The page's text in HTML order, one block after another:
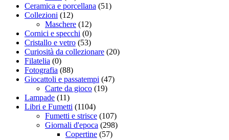
Ceramica e porcellana (51)
Collezioni (12)
Maschere (12)
Cornici e specchi (0)
Cristallo e vetro (53)
Curiosità da collezionare (20)
Filatelia (0)
Fotografia (88)
Giocattoli e passatempi (47)
Carte da gioco (19)
Lampade (11)
Libri e Fumetti (1104)
Fumetti e strisce (107)
Giornali d'epoca (298)
Copertine (57)